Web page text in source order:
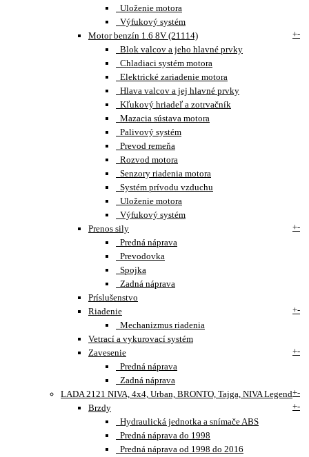
Uloženie motora
Výfukový systém
Motor benzín 1.6 8V (21114)
+-
Blok valcov a jeho hlavné prvky
Chladiaci systém motora
Elektrické zariadenie motora
Hlava valcov a jej hlavné prvky
Kľukový hriadeľ a zotrvačník
Mazacia sústava motora
Palivový systém
Prevod remeňa
Rozvod motora
Senzory riadenia motora
Systém prívodu vzduchu
Uloženie motora
Výfukový systém
Prenos sily
+-
Predná náprava
Prevodovka
Spojka
Zadná náprava
Príslušenstvo
Riadenie
+-
Mechanizmus riadenia
Vetrací a vykurovací systém
Zavesenie
+-
Predná náprava
Zadná náprava
LADA 2121 NIVA, 4x4, Urban, BRONTO, Tajga, NIVA Legend+-
Brzdy
+-
Hydraulická jednotka a snímače ABS
Predná náprava do 1998
Predná náprava od 1998 do 2016